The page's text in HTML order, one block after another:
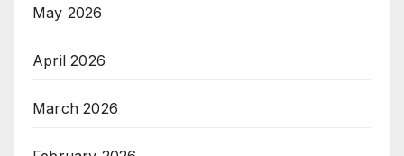
May 2026
April 2026
March 2026